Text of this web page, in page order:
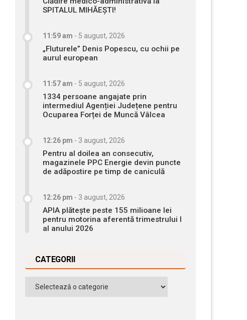
SPITALUL MIHĂEȘTI!
11:59 am - 5 august, 2026
„Fluturele” Denis Popescu, cu ochii pe
aurul european
11:57 am - 5 august, 2026
1334 persoane angajate prin
intermediul Agenției Județene pentru
Ocuparea Forței de Muncă Vâlcea
12:26 pm - 3 august, 2026
Pentru al doilea an consecutiv,
magazinele PPC Energie devin puncte
de adăpostire pe timp de caniculă
12:26 pm - 3 august, 2026
APIA plătește peste 155 milioane lei
pentru motorina aferentă trimestrului I
al anului 2026
CATEGORII
Categorii